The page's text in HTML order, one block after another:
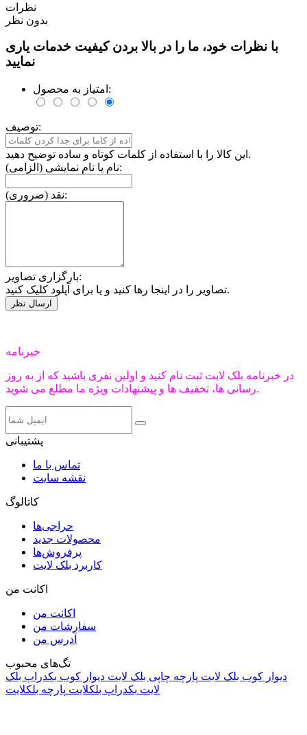
نظرات
بدون نظر
با نظرات خود، ما را در بالا بردن کیفیت خدمات یاری
نمایید
امتیاز به محصول:
توصیف:
این کالا را با استفاده از کلمات کوتاه و ساده توضیح دهید.
نام یا نام نمایشی (الزامی):
نقد (ضروری):
بارگزاری تصاویر:
تصاویر را در اینجا رها کنید و یا برای آپلود کلیک کنید.
خبرنامه
در خبرنامه بلک لایت ثبت نام کنید و اولین نفری باشید که از به روز
رسانی ها، تخفیف ها و پیشنهادات ویژه ما مطلع می شوید.
پشتیبانی
تماس با ما
نقشه سایت
کاتالوگ
حراجی‌ها
محصولات جدید
پرفروش‌ها
کاربرد بلک لایت
اکانت من
اکانت من
سفارشات من
آدرس من
تگ‌های محبوب
دیوار کوب بلک لایت پارچه چاپی بلک لایت دیوار کوب بکدراپ بلک
لایت بکدراپ بلکلایت پارچه بلکلایت